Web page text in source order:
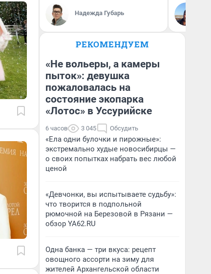
Надежда Губарь
РЕКОМЕНДУЕМ
«Не вольеры, а камеры
пыток»: девушка
пожаловалась на
состояние экопарка
«Лотос» в Уссурийске
6 часов 3 045 Обсудить
«Ела одни булочки и пирожные»:
экстремально худые новосибирцы —
о своих попытках набрать вес любой
ценой
«Девчонки, вы испытываете судьбу»:
что творится в подпольной
рюмочной на Березовой в Рязани —
обзор YA62.RU
Одна банка — три вкуса: рецепт
овощного ассорти на зиму для
жителей Архангельской области